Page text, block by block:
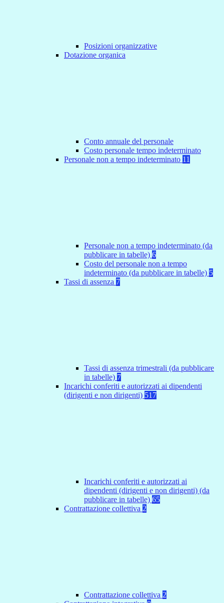
Posizioni organizzative
Dotazione organica
Conto annuale del personale
Costo personale tempo indeterminato
Personale non a tempo indeterminato 11
Personale non a tempo indeterminato (da
pubblicare in tabelle) 6
Costo del personale non a tempo
indeterminato (da pubblicare in tabelle) 5
Tassi di assenza 7
Tassi di assenza trimestrali (da pubblicare
in tabelle) 7
Incarichi conferiti e autorizzati ai dipendenti
(dirigenti e non dirigenti) 517
Incarichi conferiti e autorizzati ai
dipendenti (dirigenti e non dirigenti) (da
pubblicare in tabelle) 65
Contrattazione collettiva 2
Contrattazione collettiva 2